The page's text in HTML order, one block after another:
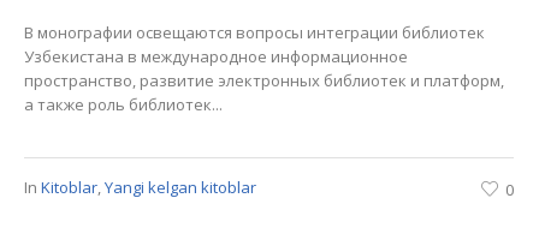
В монографии освещаются вопросы интеграции библиотек
Узбекистана в международное информационное
пространство, развитие электронных библиотек и платформ,
а также роль библиотек...
In Kitoblar,Yangi kelgan kitoblar 0